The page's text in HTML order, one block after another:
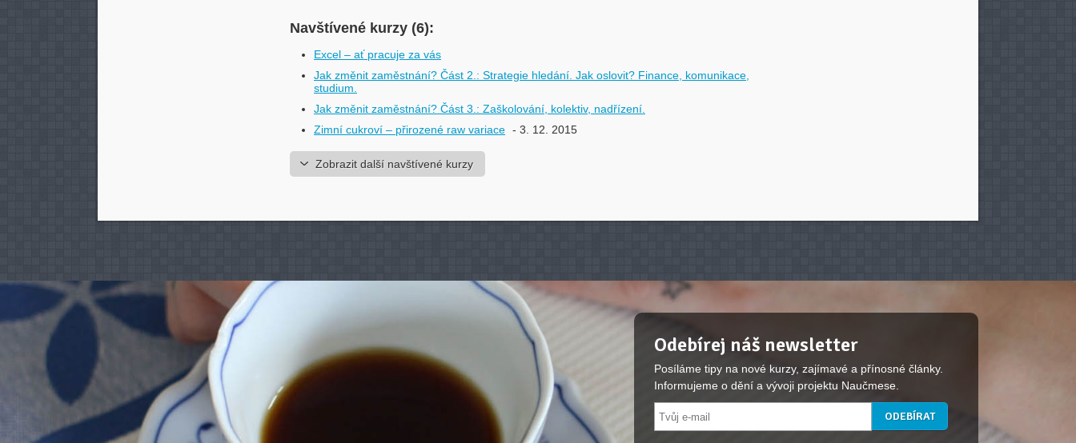
Navštívené kurzy (6):
Excel – ať pracuje za vás
Jak změnit zaměstnání? Část 2.: Strategie hledání. Jak oslovit? Finance, komunikace,
studium.
Jak změnit zaměstnání? Část 3.: Zaškolování, kolektiv, nadřízení.
Zimní cukroví – přirozené raw variace - 3. 12. 2015
Zobrazit další navštívené kurzy
Odebírej náš newsletter
Posíláme tipy na nové kurzy, zajímavé a přínosné články.
Informujeme o dění a vývoji projektu Naučmese.